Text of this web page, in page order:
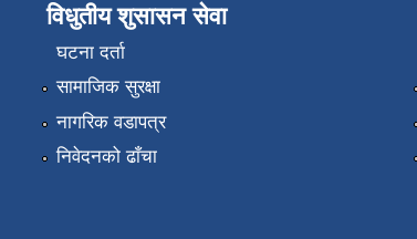
विधुतीय शुसासन सेवा
घटना दर्ता
सामाजिक सुरक्षा
नागरिक वडापत्र
निवेदनको ढाँचा